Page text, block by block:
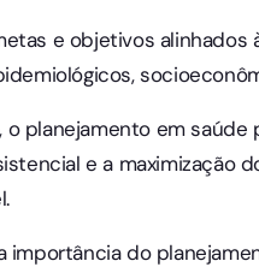
e objetivos alinhados
planejamento em
e a maximização
importância do